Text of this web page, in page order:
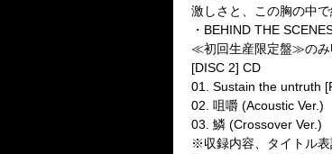
激しさと、この胸の中
・BEHIND THE
≪初回生産限定盤≫のみ
[DISC 2] CD
01. Sustain the untruth
02. 咀嚼 (Acoustic Ver.)
03. 鱗 (Crossover Ver.)
※収録内容、タイトル表